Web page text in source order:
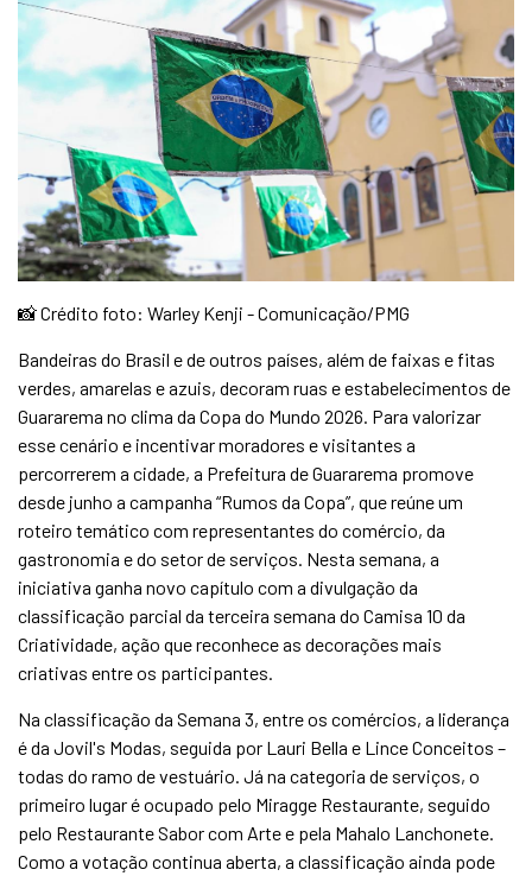
📸 Crédito foto: Warley Kenji - Comunicação/PMG
Bandeiras do Brasil e de outros países, além de faixas e fitas
verdes, amarelas e azuis, decoram ruas e estabelecimentos de
Guararema no clima da Copa do Mundo 2026. Para valorizar
esse cenário e incentivar moradores e visitantes a
percorrerem a cidade, a Prefeitura de Guararema promove
desde junho a campanha “Rumos da Copa”, que reúne um
roteiro temático com representantes do comércio, da
gastronomia e do setor de serviços. Nesta semana, a
iniciativa ganha novo capítulo com a divulgação da
classificação parcial da terceira semana do Camisa 10 da
Criatividade, ação que reconhece as decorações mais
criativas entre os participantes.
Na classificação da Semana 3, entre os comércios, a liderança
é da Jovil's Modas, seguida por Lauri Bella e Lince Conceitos –
todas do ramo de vestuário. Já na categoria de serviços, o
primeiro lugar é ocupado pelo Miragge Restaurante, seguido
pelo Restaurante Sabor com Arte e pela Mahalo Lanchonete.
Como a votação continua aberta, a classificação ainda pode